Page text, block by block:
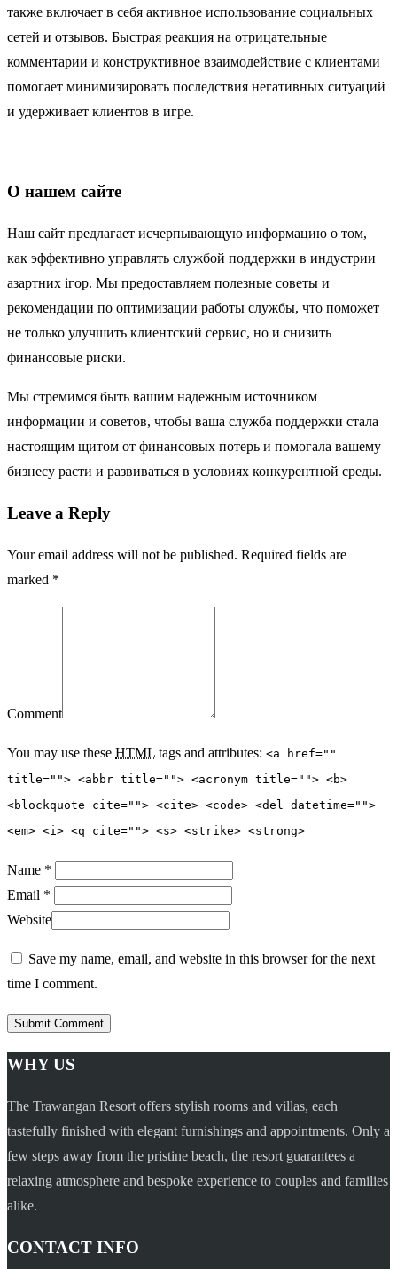
также включает в себя активное использование социальных
сетей и отзывов. Быстрая реакция на отрицательные
комментарии и конструктивное взаимодействие с клиентами
помогает минимизировать последствия негативных ситуаций
и удерживает клиентов в игре.
О нашем сайте
Наш сайт предлагает исчерпывающую информацию о том,
как эффективно управлять службой поддержки в индустрии
азартних ігор. Мы предоставляем полезные советы и
рекомендации по оптимизации работы службы, что поможет
не только улучшить клиентский сервис, но и снизить
финансовые риски.
Мы стремимся быть вашим надежным источником
информации и советов, чтобы ваша служба поддержки стала
настоящим щитом от финансовых потерь и помогала вашему
бизнесу расти и развиваться в условиях конкурентной среды.
Leave a Reply
Your email address will not be published. Required fields are
marked *
Comment
You may use these HTML tags and attributes: <a href=""
title=""> <abbr title=""> <acronym title=""> <b>
<blockquote cite=""> <cite> <code> <del datetime="">
<em> <i> <q cite=""> <s> <strike> <strong>
Name *
Email *
Website
Save my name, email, and website in this browser for the next
time I comment.
WHY US
The Trawangan Resort offers stylish rooms and villas, each
tastefully finished with elegant furnishings and appointments. Only a
few steps away from the pristine beach, the resort guarantees a
relaxing atmosphere and bespoke experience to couples and families
alike.
CONTACT INFO